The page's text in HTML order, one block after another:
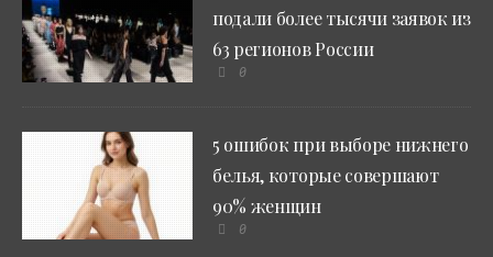
подали более тысячи заявок из
63 регионов России
0
5 ошибок при выборе нижнего
белья, которые совершают
90% женщин
0